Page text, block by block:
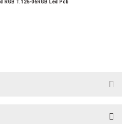
RGB T.126-06RGB Led Pcb